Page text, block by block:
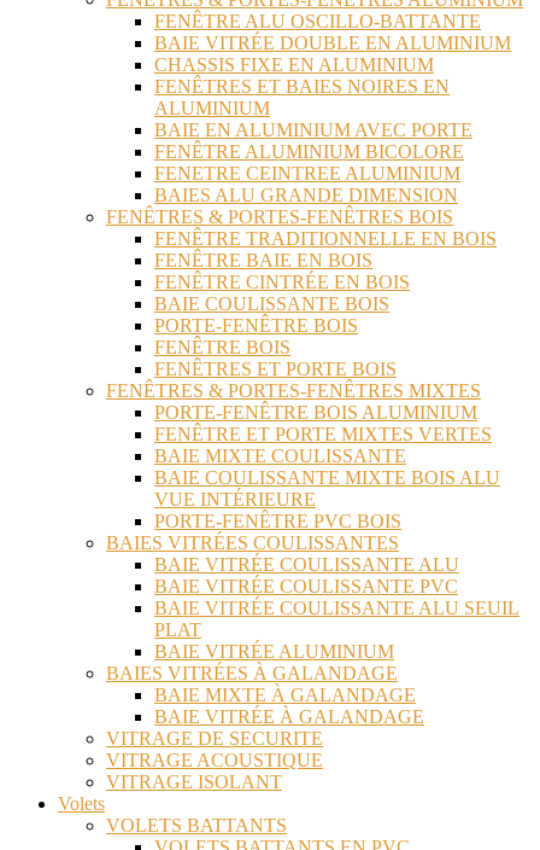
FENÊTRE ALU OSCILLO-BATTANTE
BAIE VITRÉE DOUBLE EN ALUMINIUM
CHASSIS FIXE EN ALUMINIUM
FENÊTRES ET BAIES NOIRES EN
ALUMINIUM
BAIE EN ALUMINIUM AVEC PORTE
FENÊTRE ALUMINIUM BICOLORE
FENETRE CEINTREE ALUMINIUM
BAIES ALU GRANDE DIMENSION
FENÊTRES & PORTES-FENÊTRES BOIS
FENÊTRE TRADITIONNELLE EN BOIS
FENÊTRE BAIE EN BOIS
FENÊTRE CINTRÉE EN BOIS
BAIE COULISSANTE BOIS
PORTE-FENÊTRE BOIS
FENÊTRE BOIS
FENÊTRES ET PORTE BOIS
FENÊTRES & PORTES-FENÊTRES MIXTES
PORTE-FENÊTRE BOIS ALUMINIUM
FENÊTRE ET PORTE MIXTES VERTES
BAIE MIXTE COULISSANTE
BAIE COULISSANTE MIXTE BOIS ALU
VUE INTÉRIEURE
PORTE-FENÊTRE PVC BOIS
BAIES VITRÉES COULISSANTES
BAIE VITRÉE COULISSANTE ALU
BAIE VITRÉE COULISSANTE PVC
BAIE VITRÉE COULISSANTE ALU SEUIL
PLAT
BAIE VITRÉE ALUMINIUM
BAIES VITRÉES À GALANDAGE
BAIE MIXTE À GALANDAGE
BAIE VITRÉE À GALANDAGE
VITRAGE DE SECURITE
VITRAGE ACOUSTIQUE
VITRAGE ISOLANT
Volets
VOLETS BATTANTS